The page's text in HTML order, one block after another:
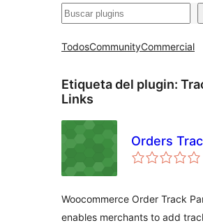
Buscar
TodosCommunityCommercial
Etiqueta del plugin:
Links
Orders
Woocommerce Order Track
enables merchants to add